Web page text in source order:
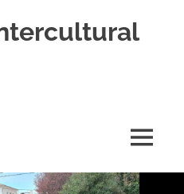
MENÚ